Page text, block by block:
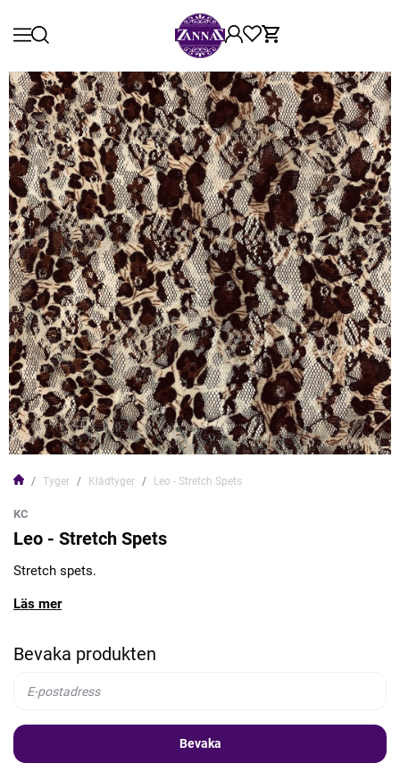
Tyger Klädtyger Leo - Stretch Spets
KC
Leo - Stretch Spets
Stretch spets.
Läs mer
Bevaka produkten
Bevaka